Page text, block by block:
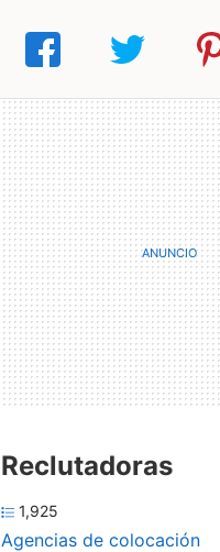
Reclutadoras
1,925
Agencias de colocación